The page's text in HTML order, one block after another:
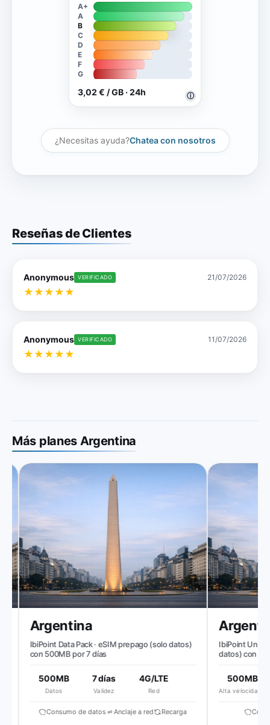
ⓘ
A+
A
B
C
D
E
F
G
3,02 € / GB · 24h
¿Necesitas ayuda?Chatea con nosotros
Reseñas de Clientes
Anonymous VERIFICADO 21/07/2026
★ ★ ★ ★ ★
Anonymous VERIFICADO 11/07/2026
★ ★ ★ ★ ★
Más planes Argentina
Argentina
IbiPoint Data Pack · eSIM prepago (solo datos)
con 500MB por 7 días
500MB
Datos
7 días
Validez
4G/LTE
Red
Consumo de datos Anclaje a red Recarga
IbiPoint
datos) con
500MB
Alta velocidad diaria